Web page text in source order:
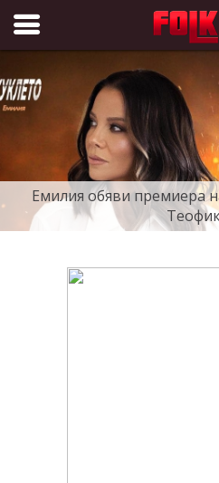
Folk.bg
Емилия обяви премиера